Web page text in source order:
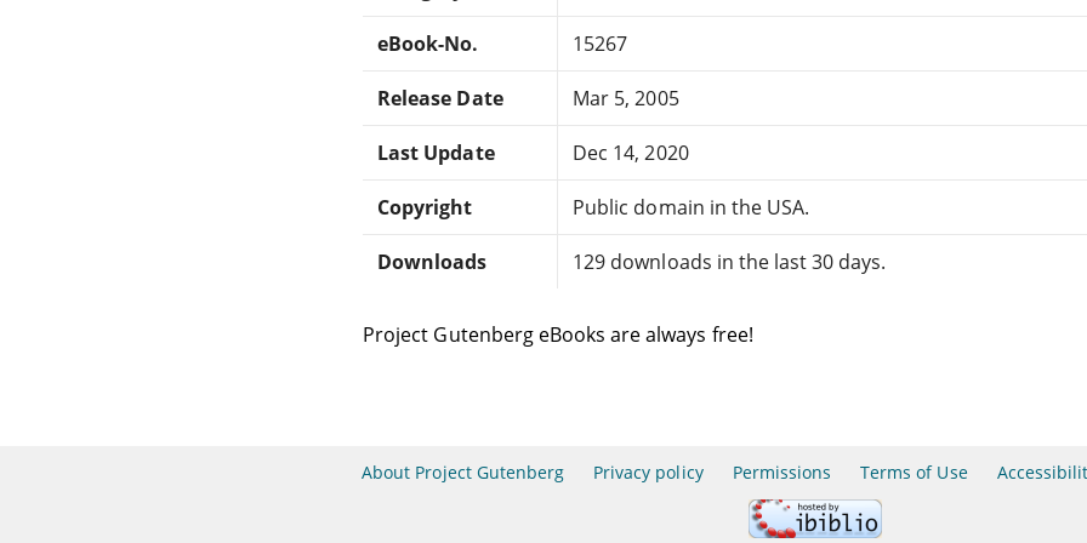
eBook-No. 15267
Release Date Mar 5, 2005
Last Update Dec 14, 2020
Copyright Public domain in the USA.
Downloads 129 downloads in the last 30 days.
Project Gutenberg eBooks are always free!
About Project Gutenberg Privacy policy Permissions Terms of Use